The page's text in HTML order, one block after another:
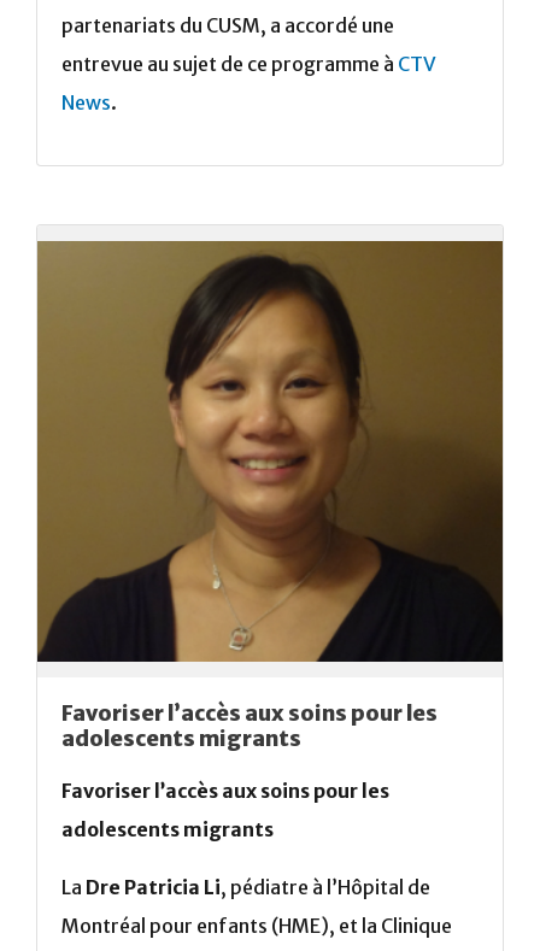
partenariats du CUSM, a accordé une
entrevue au sujet de ce programme à CTV
News.
Favoriser l’accès aux soins pour les
adolescents migrants
Favoriser l’accès aux soins pour les
adolescents migrants
La Dre Patricia Li, pédiatre à l’Hôpital de
Montréal pour enfants (HME), et la Clinique